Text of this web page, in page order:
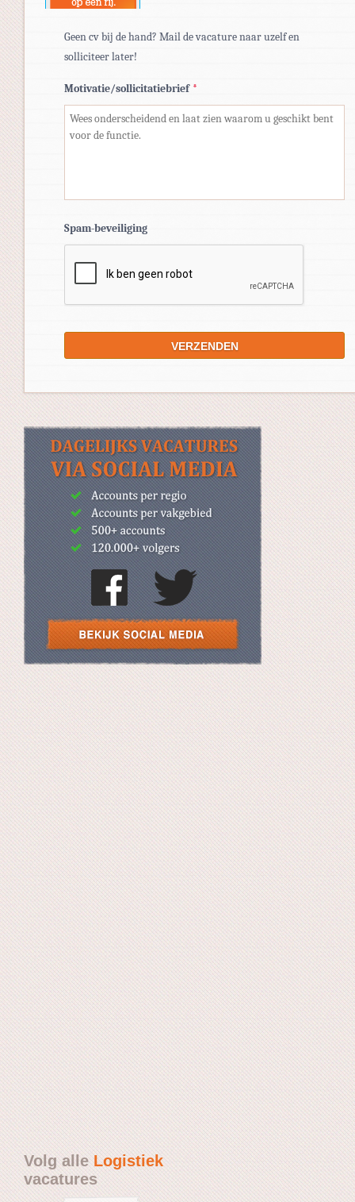
Geen cv bij de hand? Mail de vacature naar uzelf en
solliciteer later!
Motivatie/sollicitatiebrief *
Spam-beveiliging
Volg alleLogistiek
vacatures